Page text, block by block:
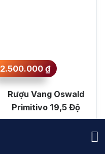
2.500.000₫
Rượu Vang Oswald
Primitivo 19,5 Độ
19,5%